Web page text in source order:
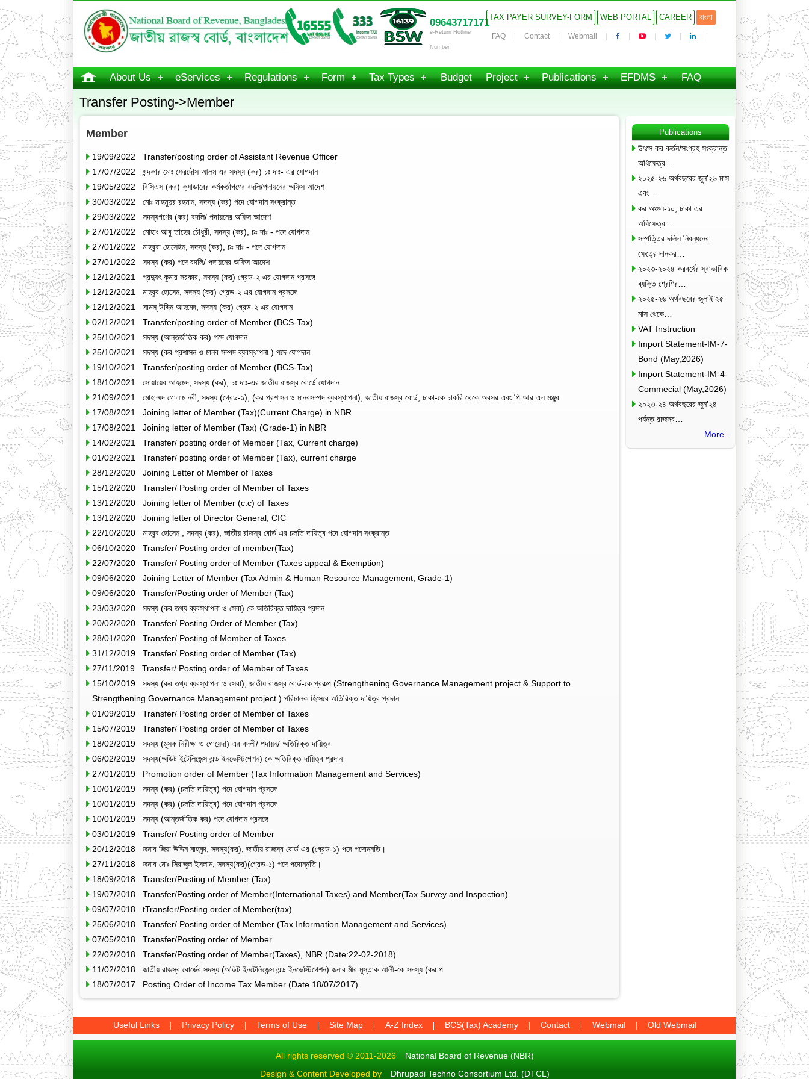
09643717171
e-Return Hotline
Number
TAX PAYER SURVEY-FORM WEB PORTAL CAREER বাংলা
FAQ Contact Webmail
About Us eServices Regulations Form Tax Types Budget Project Publications EFDMS FAQ
Transfer Posting->Member
Member
19/09/2022 Transfer/posting order of Assistant Revenue Officer
17/07/2022 খন্দকার মোঃ ফেরদৌস আলম এর সদস্য (কর) চঃ দাঃ- এর যোগদান
19/05/2022 বিসিএস (কর) ক্যাডারের কর্মকর্তাগণের বদলি/পদায়নের অফিস আদেশ
30/03/2022 মোঃ মাহমুদুর রহমান, সদস্য (কর) পদে যোগদান সংক্রান্ত
29/03/2022 সদস্যগণের (কর) বদলি/ পদায়নের অফিস আদেশ
27/01/2022 মোহাং আবু তাহের চৌধুরী, সদস্য (কর), চঃ দাঃ - পদে যোগদান
27/01/2022 মাহবুবা হোসেইন, সদস্য (কর), চঃ দাঃ - পদে যোগদান
27/01/2022 সদস্য (কর) পদে বদলি/ পদায়নের অফিস আদেশ
12/12/2021 প্রদ্যুৎ কুমার সরকার, সদস্য (কর) গ্রেড-২ এর যোগদান প্রসঙ্গে
12/12/2021 মাহবুব হোসেন, সদস্য (কর) গ্রেড-২ এর যোগদান প্রসঙ্গে
12/12/2021 সামস্ উদ্দিন আহমেদ, সদস্য (কর) গ্রেড-২ এর যোগদান
02/12/2021 Transfer/posting order of Member (BCS-Tax)
25/10/2021 সদস্য (আন্তর্জাতিক কর) পদে যোগদান
25/10/2021 সদস্য (কর প্রশাসন ও মানব সম্পদ ব্যবস্থাপনা ) পদে যোগদান
19/10/2021 Transfer/posting order of Member (BCS-Tax)
18/10/2021 সোয়ায়েব আহমেদ, সদস্য (কর), চঃ দাঃ-এর জাতীয় রাজস্ব বোর্ডে যোগদান
21/09/2021 মোহাম্মদ গোলাম নবী, সদস্য (গ্রেড-১), (কর প্রশাসন ও মানবসম্পদ ব্যবস্থাপনা), জাতীয় রাজস্ব বোর্ড, ঢাকা-কে চাকরি থেকে অবসর এবং পি.আর.এল মঞ্জুর
17/08/2021 Joining letter of Member (Tax)(Current Charge) in NBR
17/08/2021 Joining letter of Member (Tax) (Grade-1) in NBR
14/02/2021 Transfer/ posting order of Member (Tax, Current charge)
01/02/2021 Transfer/ posting order of Member (Tax), current charge
28/12/2020 Joining Letter of Member of Taxes
15/12/2020 Transfer/ Posting order of Member of Taxes
13/12/2020 Joining letter of Member (c.c) of Taxes
13/12/2020 Joining letter of Director General, CIC
22/10/2020 মাহবুব হোসেন , সদস্য (কর), জাতীয় রাজস্ব বোর্ড এর চলতি দায়িত্ব পদে যোগদান সংক্রান্ত
06/10/2020 Transfer/ Posting order of member(Tax)
22/07/2020 Transfer/ Posting order of Member (Taxes appeal & Exemption)
09/06/2020 Joining Letter of Member (Tax Admin & Human Resource Management, Grade-1)
09/06/2020 Transfer/Posting order of Member (Tax)
23/03/2020 সদস্য (কর তথ্য ব্যবস্থাপনা ও সেবা) কে অতিরিক্ত দায়িত্ব প্রদান
20/02/2020 Transfer/ Posting Order of Member (Tax)
28/01/2020 Transfer/ Posting of Member of Taxes
31/12/2019 Transfer/ Posting order of Member (Tax)
27/11/2019 Transfer/ Posting order of Member of Taxes
15/10/2019 সদস্য (কর তথ্য ব্যবস্থাপনা ও সেবা), জাতীয় রাজস্ব বোর্ড-কে প্রকল্প (Strengthening Governance Management project & Support to
Strengthening Governance Management project ) পরিচালক হিসেবে অতিরিক্ত দায়িত্ব প্রদান
01/09/2019 Transfer/ Posting order of Member of Taxes
15/07/2019 Transfer/ Posting order of Member of Taxes
18/02/2019 সদস্য (মুসক নিরীক্ষা ও গোয়েন্দা) এর বদলী/ পদায়ন/ অতিরিক্ত দায়িত্ব
06/02/2019 সদস্য(অডিট ইন্টেলিজেন্স এন্ড ইনভেস্টিগেশন) কে অতিরিক্ত দায়িত্ব প্রদান
27/01/2019 Promotion order of Member (Tax Information Management and Services)
10/01/2019 সদস্য (কর) (চলতি দায়িত্ব) পদে যোগদান প্রসঙ্গে
10/01/2019 সদস্য (কর) (চলতি দায়িত্ব) পদে যোগদান প্রসঙ্গে
10/01/2019 সদস্য (আন্তর্জাতিক কর) পদে যোগদান প্রসঙ্গে
03/01/2019 Transfer/ Posting order of Member
20/12/2018 জনাব জিয়া উদ্দিন মাহমুদ, সদস্য(কর), জাতীয় রাজস্ব বোর্ড এর (গ্রেড-১) পদে পদোন্নতি।
27/11/2018 জনাব মোঃ সিরাজুল ইসলাম, সদস্য(কর)(গ্রেড-১) পদে পদোন্নতি।
18/09/2018 Transfer/Posting of Member (Tax)
19/07/2018 Transfer/Posting order of Member(International Taxes) and Member(Tax Survey and Inspection)
09/07/2018 tTransfer/Posting order of Member(tax)
25/06/2018 Transfer/ Posting order of Member (Tax Information Management and Services)
07/05/2018 Transfer/Posting order of Member
22/02/2018 Transfer/Posting order of Member(Taxes), NBR (Date:22-02-2018)
11/02/2018 জাতীয় রাজস্ব বোর্ডের সদস্য (অডিট ইনটেলিজেন্স এন্ড ইনভেস্টিগেশন) জনাব মীর মুস্তাক আলী-কে সদস্য (কর প
18/07/2017 Posting Order of Income Tax Member (Date 18/07/2017)
Publications
উৎসে কর কর্তন/সংগ্রহ সংক্রান্ত
অধিক্ষেত্র…
২০২৫-২৬ অর্থবছরের জুন’২৬ মাস
এবং…
কর অঞ্চল-১০, ঢাকা এর
অধিক্ষেত্র…
সম্পত্তির দলিল নিবন্ধনের
ক্ষেত্রে দানকর…
২০২৩-২০২৪ করবর্ষের স্বাভাবিক
ব্যক্তি শ্রেণির…
২০২৫-২৬ অর্থবছরের জুলাই’২৫
মাস থেকে…
VAT Instruction
Import Statement-IM-7-
Bond (May,2026)
Import Statement-IM-4-
Commecial (May,2026)
২০২৩-২৪ অর্থবছরের জুন’২৪
পর্যন্ত রাজস্ব…
More..
Useful Links Privacy Policy Terms of Use Site Map A-Z Index BCS(Tax) Academy Contact Webmail Old Webmail
All rights reserved © 2011-2026 National Board of Revenue (NBR)
Design & Content Developed by Dhrupadi Techno Consortium Ltd. (DTCL)